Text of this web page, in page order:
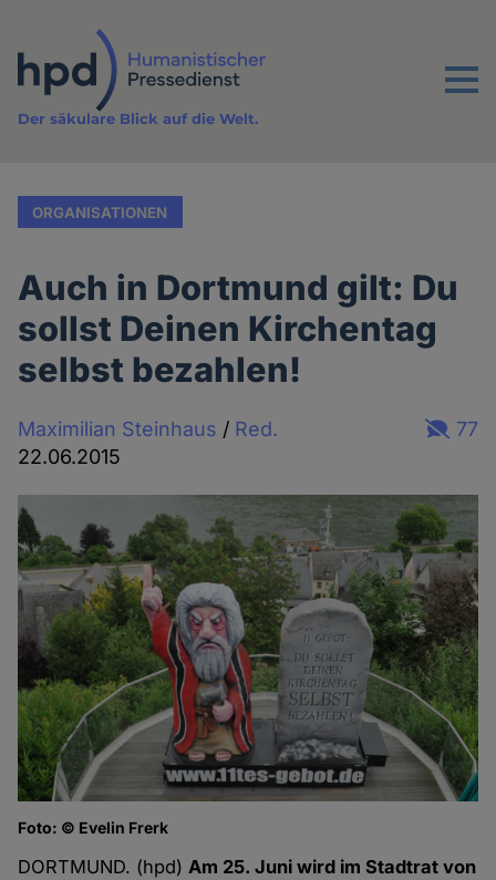
Inhalt
Menu
Der säkulare Blick auf die Welt.
ORGANISATIONEN
Auch in Dortmund gilt: Du
sollst Deinen Kirchentag
selbst bezahlen!
Maximilian Steinhaus / Red.
22.06.2015
77
Foto: © Evelin Frerk
DORTMUND. (hpd)Am 25. Juni wird im Stadtrat von